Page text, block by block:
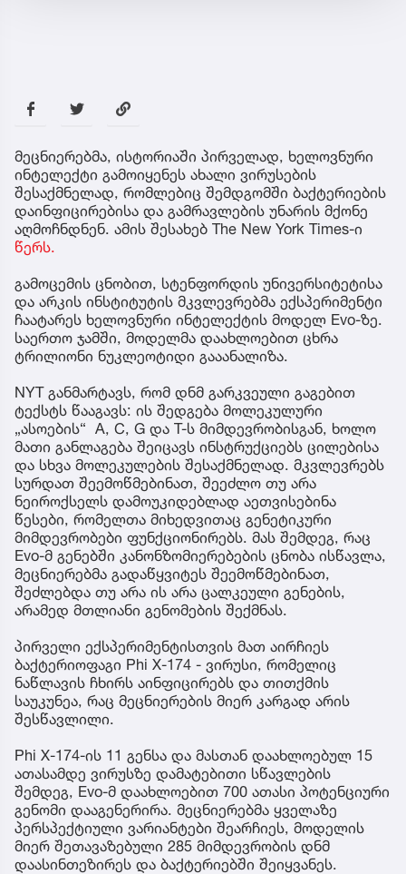
მეცნიერებმა, ისტორიაში პირველად, ხელოვნური
ინტელექტი გამოიყენეს ახალი ვირუსების
შესაქმნელად, რომლებიც შემდგომში ბაქტერიების
დაინფიცირებისა და გამრავლების უნარის მქონე
აღმოჩნდნენ. ამის შესახებ The New York Times-ი
წერს.
გამოცემის ცნობით, სტენფორდის უნივერსიტეტისა
და არკის ინსტიტუტის მკვლევრებმა ექსპერიმენტი
ჩაატარეს ხელოვნური ინტელექტის მოდელ Evo-ზე.
საერთო ჯამში, მოდელმა დაახლოებით ცხრა
ტრილიონი ნუკლეოტიდი გააანალიზა.
NYT განმარტავს, რომ დნმ გარკვეული გაგებით
ტექსტს წააგავს: ის შედგება მოლეკულური
„ასოების“ A, C, G და T-ს მიმდევრობისგან, ხოლო
მათი განლაგება შეიცავს ინსტრუქციებს ცილებისა
და სხვა მოლეკულების შესაქმნელად. მკვლევრებს
სურდათ შეემოწმებინათ, შეეძლო თუ არა
ნეიროქსელს დამოუკიდებლად აეთვისებინა
წესები, რომელთა მიხედვითაც გენეტიკური
მიმდევრობები ფუნქციონირებს. მას შემდეგ, რაც
Evo-მ გენებში კანონზომიერებების ცნობა ისწავლა,
მეცნიერებმა გადაწყვიტეს შეემოწმებინათ,
შეძლებდა თუ არა ის არა ცალკეული გენების,
არამედ მთლიანი გენომების შექმნას.
პირველი ექსპერიმენტისთვის მათ აირჩიეს
ბაქტერიოფაგი Phi X-174 - ვირუსი, რომელიც
ნაწლავის ჩხირს აინფიცირებს და თითქმის
საუკუნეა, რაც მეცნიერების მიერ კარგად არის
შესწავლილი.
Phi X-174-ის 11 გენსა და მასთან დაახლოებულ 15
ათასამდე ვირუსზე დამატებითი სწავლების
შემდეგ, Evo-მ დაახლოებით 700 ათასი პოტენციური
გენომი დააგენერირა. მეცნიერებმა ყველაზე
პერსპექტიული ვარიანტები შეარჩიეს, მოდელის
მიერ შეთავაზებული 285 მიმდევრობის დნმ
დაასინთეზირეს და ბაქტერიებში შეიყვანეს.